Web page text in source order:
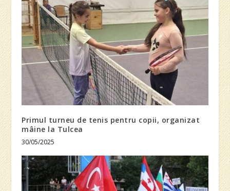
Primul turneu de tenis pentru copii, organizat
mâine la Tulcea
30/05/2025